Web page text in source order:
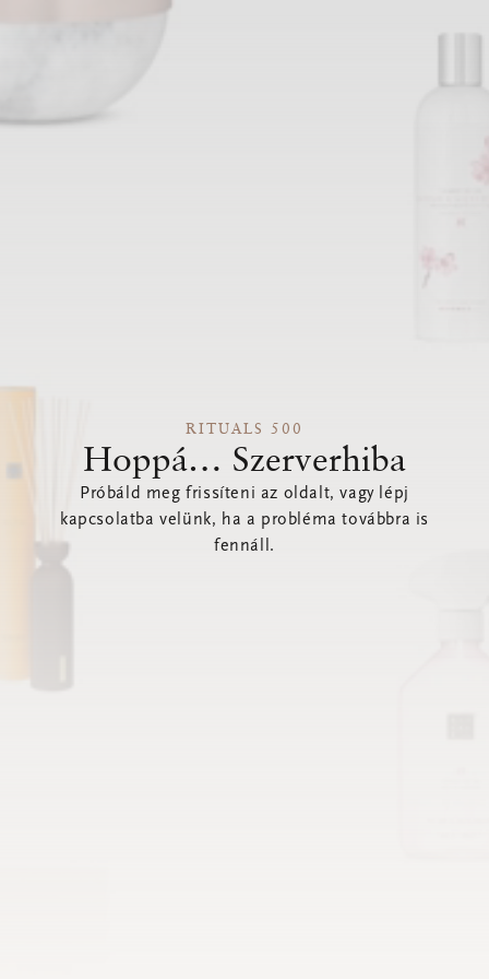
RITUALS 500
Hoppá… Szerverhiba
Próbáld meg frissíteni az oldalt, vagy lépj
kapcsolatba velünk, ha a probléma továbbra is
fennáll.